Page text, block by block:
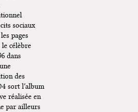
sociaux
pages
célèbre
dans
des
sort l’album
réalisée en
par ailleurs